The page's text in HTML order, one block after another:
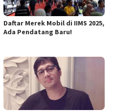
Daftar Merek Mobil di IIMS 2025,
Ada Pendatang Baru!